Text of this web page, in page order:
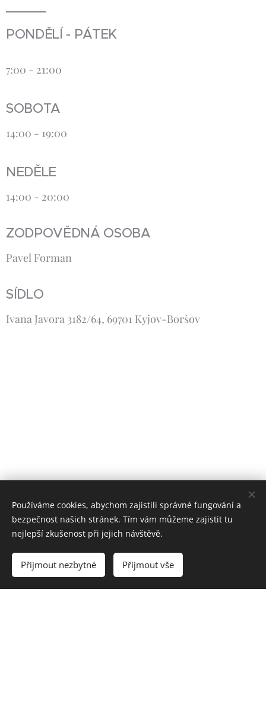
PONDĚLÍ - PÁTEK
7:00 - 21:00
SOBOTA
14:00 - 19:00
NEDĚLE
14:00 - 20:00
ZODPOVĚDNÁ OSOBA
Pavel Forman
SÍDLO
Ivana Javora 3182/64, 69701 Kyjov-Boršov
Používáme cookies, abychom zajistili správné fungování a
bezpečnost našich stránek. Tím vám můžeme zajistit tu
nejlepší zkušenost při jejich návštěvě.
Přijmout nezbytné Přijmout vše